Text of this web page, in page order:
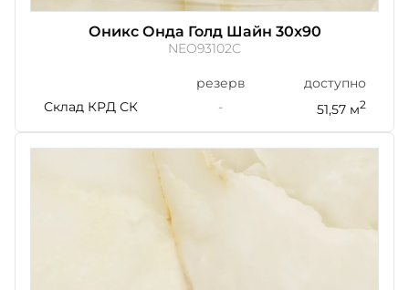
Оникс Онда Голд Шайн 30x90
NEO93102C
резерв
доступно
Склад КРД СК
- 51,57 м2